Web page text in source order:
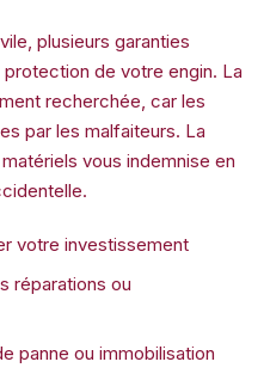
plusieurs garanties
de votre engin. La
recherchée, car les
par les malfaiteurs. La
vous indemnise en
votre investissement
réparations ou
panne ou immobilisation